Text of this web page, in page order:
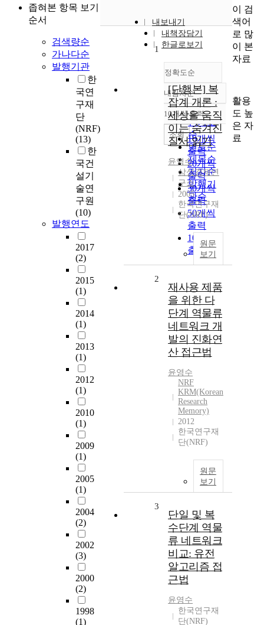
좁혀본 항목 보기
순서
검색량순
가나다순
발행기관
한
국연
구재
단
(NRF)
(13)
한
국건
설기
술연
구원
(10)
발행연도
2017
(2)
2015
(1)
2014
(1)
2013
(1)
2012
(1)
2010
(1)
2009
(1)
2005
(1)
2004
(2)
2002
(3)
2000
(2)
1998
(1)
내보내기
내책장담기
한글로보기
정확도순
정확도
순
인기도
순
연도순
제목순
저자순
발행기
관순
내림차순
내림차순
10개씩 출력
10개씩
출력
20개씩
출력
30개씩
출력
50개씩
출력
100개씩
출력
조회
1
[단행본] 복
잡계 개론 :
세상을 움직
이는 숨겨진
질서 읽기
윤영수
삼성경제연
구소
2005
한국연구재
단(NRF)
원문
보기
2
재사용 제품
을 위한 다
단계 역물류
네트워크 개
발의 진화연
산 접근법
윤영수
NRF
KRM(Korean
Research
Memory)
2012
한국연구재
단(NRF)
원문
보기
3
단일 및 복
수단계 역물
류 네트워크
비교: 유전
알고리즘 접
근법
윤영수
한국연구재
단(NRF)
이 검
색어
로 많
이 본
자료
활용
도 높
은 자
료